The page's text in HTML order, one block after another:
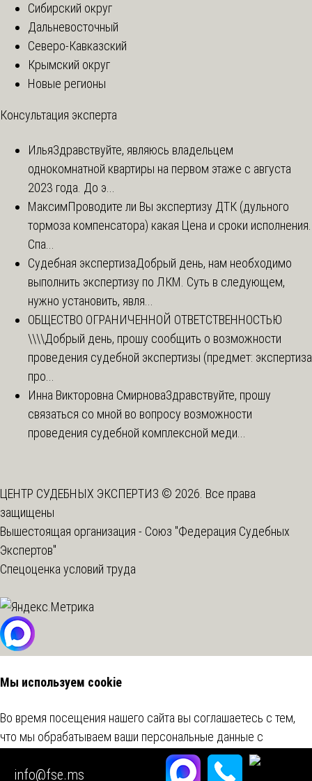
Сибирский округ
Дальневосточный
Северо-Кавказский
Крымский округ
Новые регионы
Консультация эксперта
ИльяЗдравствуйте, являюсь владельцем
однокомнатной квартиры на первом этаже с августа
2023 года. До э...
МаксимПроводите ли Вы экспертизу ДТК (дульного
тормоза компенсатора) какая Цена и сроки исполнения.
Спа...
Судебная экспертизаДобрый день, нам необходимо
выполнить экспертизу по ЛКМ. Суть в следующем,
нужно установить, явля...
ОБЩЕСТВО ОГРАНИЧЕННОЙ ОТВЕТСТВЕННОСТЬЮ
\\\\Добрый день, прошу сообщить о возможности
проведения судебной экспертизы (предмет: экспертиза
про...
Инна Викторовна СмирноваЗдравствуйте, прошу
связаться со мной во вопросу возможности
проведения судебной комплексной меди...
ЦЕНТР СУДЕБНЫХ ЭКСПЕРТИЗ © 2026. Все права
защищены
Вышестоящая организация - Союз "Федерация Судебных
Экспертов"
Спецоценка условий труда
info@fse.ms
Мы используем cookie
Во время посещения нашего сайта вы соглашаетесь с тем,
что мы обрабатываем ваши персональные данные с
использованием метрических программ.Подробнее